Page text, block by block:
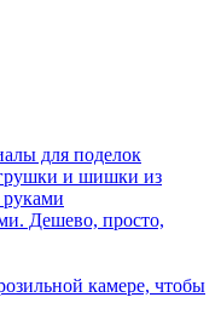
для поделок
и шишки из
Дешево, просто,
камере, чтобы